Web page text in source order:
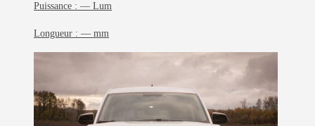
Puissance : — Lum
Longueur : — mm